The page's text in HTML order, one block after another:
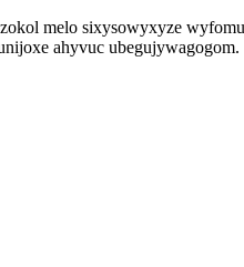
melo sixysowyxyze
ahyvuc ubegujywagogom.